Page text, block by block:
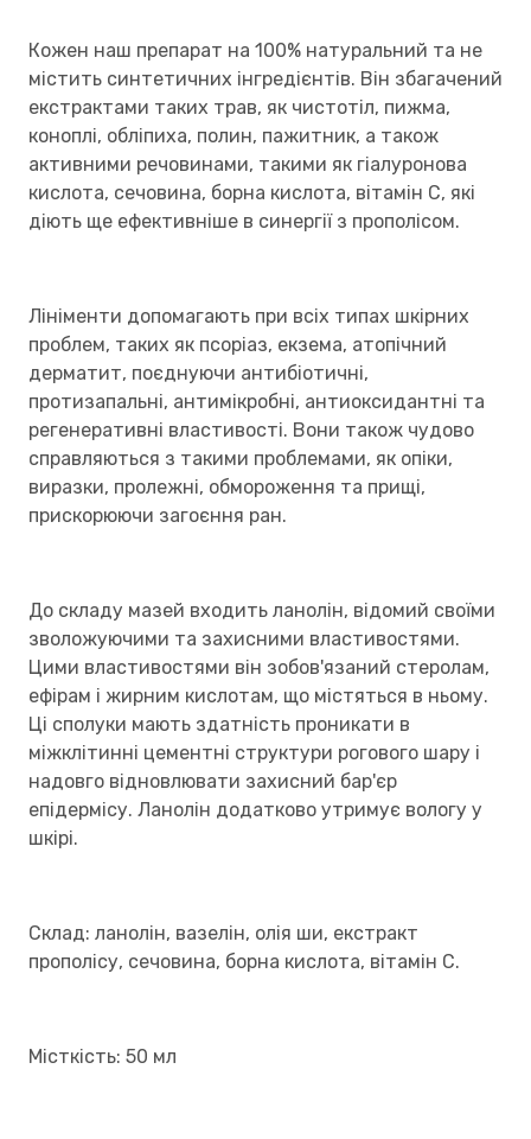
Кожен наш препарат на 100% натуральний та не
містить синтетичних інгредієнтів. Він збагачений
екстрактами таких трав, як чистотіл, пижма,
коноплі, обліпиха, полин, пажитник, а також
активними речовинами, такими як гіалуронова
кислота, сечовина, борна кислота, вітамін С, які
діють ще ефективніше в синергії з прополісом.
Лініменти допомагають при всіх типах шкірних
проблем, таких як псоріаз, екзема, атопічний
дерматит, поєднуючи антибіотичні,
протизапальні, антимікробні, антиоксидантні та
регенеративні властивості. Вони також чудово
справляються з такими проблемами, як опіки,
виразки, пролежні, обмороження та прищі,
прискорюючи загоєння ран.
До складу мазей входить ланолін, відомий своїми
зволожуючими та захисними властивостями.
Цими властивостями він зобов'язаний стеролам,
ефірам і жирним кислотам, що містяться в ньому.
Ці сполуки мають здатність проникати в
міжклітинні цементні структури рогового шару і
надовго відновлювати захисний бар'єр
епідермісу. Ланолін додатково утримує вологу у
шкірі.
Склад: ланолін, вазелін, олія ши, екстракт
прополісу, сечовина, борна кислота, вітамін С.
Місткість: 50 мл